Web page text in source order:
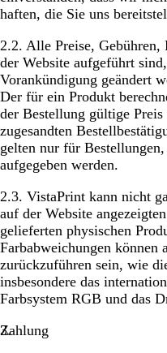
haften, die Sie uns
2.2. Alle Preise,
der Website aufgeführt
Vorankündigung geändert
Der für ein Produkt
der Bestellung gültige
zugesandten
gelten nur für
aufgegeben werden.
2.3. VistaPrint kann nicht
auf der Website
gelieferten physischen
Farbabweichungen können
zurückzuführen sein, wie
insbesondere das
Farbsystem RGB und das
Zahlung